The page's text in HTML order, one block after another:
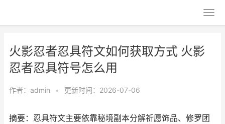
火影忍者忍具符文如何获取方式 火影
忍者忍具符号怎么用
作者： admin • 更新时间：2026-07-06
摘要：忍具符文主要依靠秘境副本分解祈愿饰品、修罗团